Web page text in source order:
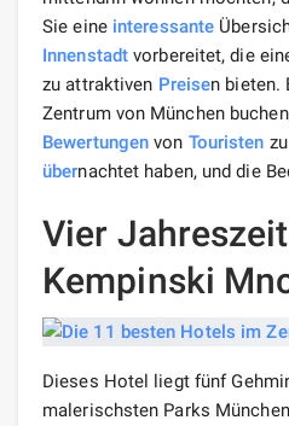
Sie eine interessante
Innenstadt vorbereitet, die
zu attraktiven Preisen bieten.
Zentrum von München
Bewertungen von Touristen
übernachtet haben, und die
Vier
Kempinski
Dieses Hotel liegt fünf
malerischsten Parks